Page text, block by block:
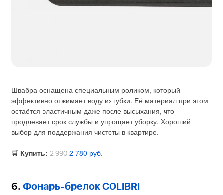
Швабра оснащена специальным роликом, который
эффективно отжимает воду из губки. Её материал при этом
остаётся эластичным даже после высыхания, что
продлевает срок службы и упрощает уборку. Хороший
выбор для поддержания чистоты в квартире.
🛒 Купить: 2 990 2 780 руб.
6.Фонарь-брелок COLIBRI